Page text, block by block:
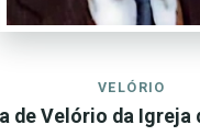
VELÓRIO
de Velório da Igreja